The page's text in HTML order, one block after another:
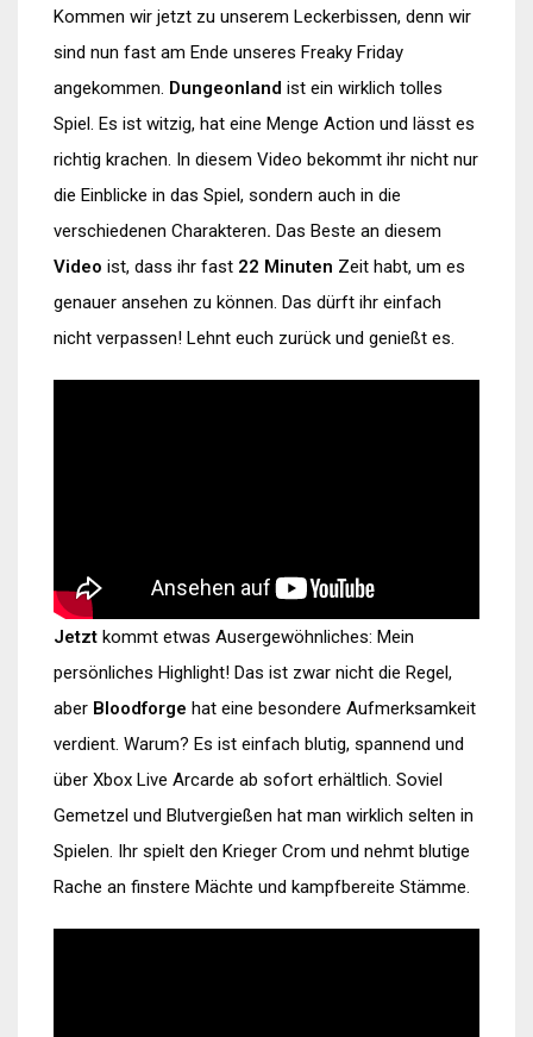
Kommen wir jetzt zu unserem Leckerbissen, denn wir
sind nun fast am Ende unseres Freaky Friday
angekommen. Dungeonland ist ein wirklich tolles
Spiel. Es ist witzig, hat eine Menge Action und lässt es
richtig krachen. In diesem Video bekommt ihr nicht nur
die Einblicke in das Spiel, sondern auch in die
verschiedenen Charakteren. Das Beste an diesem
Video ist, dass ihr fast 22 Minuten Zeit habt, um es
genauer ansehen zu können. Das dürft ihr einfach
nicht verpassen! Lehnt euch zurück und genießt es.
Jetzt kommt etwas Ausergewöhnliches: Mein
persönliches Highlight! Das ist zwar nicht die Regel,
aber Bloodforge hat eine besondere Aufmerksamkeit
verdient. Warum? Es ist einfach blutig, spannend und
über Xbox Live Arcarde ab sofort erhältlich. Soviel
Gemetzel und Blutvergießen hat man wirklich selten in
Spielen. Ihr spielt den Krieger Crom und nehmt blutige
Rache an finstere Mächte und kampfbereite Stämme.